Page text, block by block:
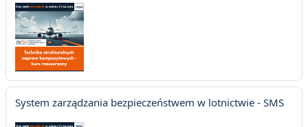
System zarządzania bezpieczeństwem w lotnictwie - SMS